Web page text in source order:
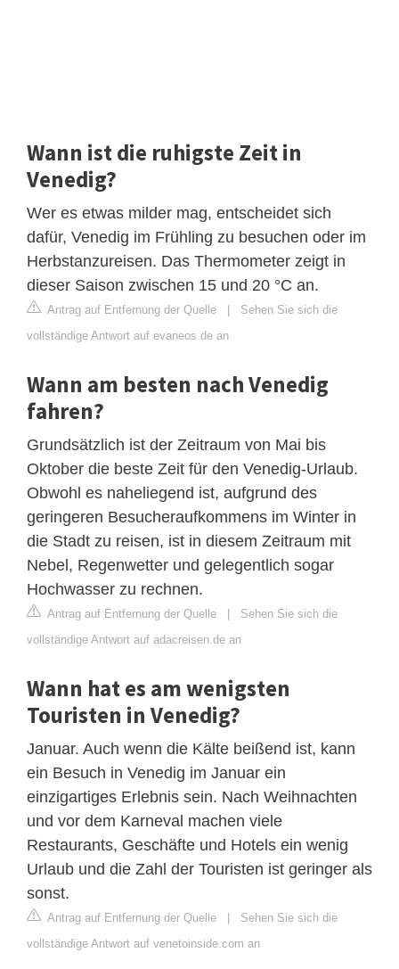
Wann ist die ruhigste Zeit in
Venedig?
Wer es etwas milder mag, entscheidet sich
dafür, Venedig im Frühling zu besuchen oder im
Herbstanzureisen. Das Thermometer zeigt in
dieser Saison zwischen 15 und 20 °C an.
Antrag auf Entfernung der Quelle | Sehen Sie sich die
vollständige Antwort auf evaneos.de an
Wann am besten nach Venedig
fahren?
Grundsätzlich ist der Zeitraum von Mai bis
Oktober die beste Zeit für den Venedig-Urlaub.
Obwohl es naheliegend ist, aufgrund des
geringeren Besucheraufkommens im Winter in
die Stadt zu reisen, ist in diesem Zeitraum mit
Nebel, Regenwetter und gelegentlich sogar
Hochwasser zu rechnen.
Antrag auf Entfernung der Quelle | Sehen Sie sich die
vollständige Antwort auf adacreisen.de an
Wann hat es am wenigsten
Touristen in Venedig?
Januar. Auch wenn die Kälte beißend ist, kann
ein Besuch in Venedig im Januar ein
einzigartiges Erlebnis sein. Nach Weihnachten
und vor dem Karneval machen viele
Restaurants, Geschäfte und Hotels ein wenig
Urlaub und die Zahl der Touristen ist geringer als
sonst.
Antrag auf Entfernung der Quelle | Sehen Sie sich die
vollständige Antwort auf venetoinside.com an